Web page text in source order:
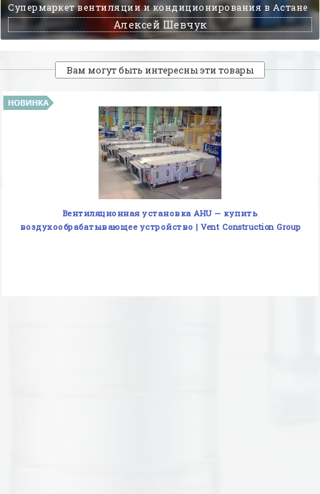
Супермаркет вентиляции и кондиционирования в Астане
Алексей Шевчук
Вам могут быть интересны эти товары
Вентиляционная установка AHU — купить
воздухообрабатывающее устройство | Vent Construction Group